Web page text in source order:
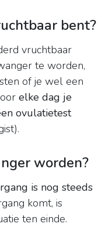
bent?
vruchtbaar
te worden,
of je wel een
elke dag je
ovulatietest
worden?
is nog steeds
komt, is
ten einde.